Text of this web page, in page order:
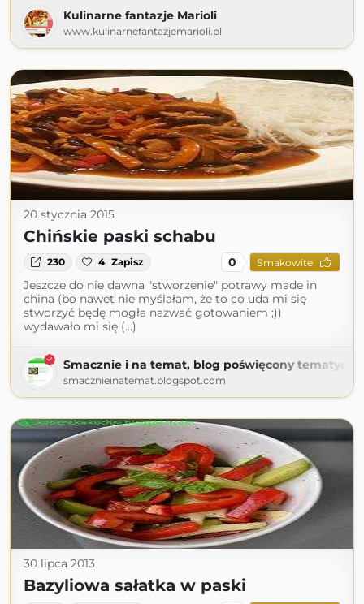
Kulinarne fantazje Marioli
www.kulinarnefantazjemarioli.pl
20 stycznia 2015
Chińskie paski schabu
230 4 Zapisz 0 Smakowite
Jeszcze do nie dawna "stworzenie" potrawy made in
china (bo nawet nie myślałam, że to co uda mi się
stworzyć będę mogła nazwać gotowaniem ;))
wydawało mi się (...)
Smacznie i na temat, blog poświęcony tematyce
smacznieinatemat.blogspot.com
30 lipca 2013
Bazyliowa sałatka w paski